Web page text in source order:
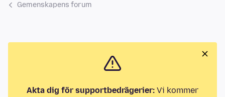
Gemenskapens forum
Akta dig för supportbedrägerier: Vi kommer